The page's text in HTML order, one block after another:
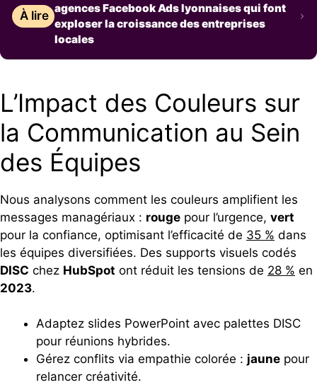
À lire
agences Facebook Ads lyonnaises qui font
exploser la croissance des entreprises
locales
L’Impact des Couleurs sur
la Communication au Sein
des Équipes
Nous analysons comment les couleurs amplifient les
messages managériaux : rouge pour l’urgence, vert
pour la confiance, optimisant l’efficacité de 35 % dans
les équipes diversifiées. Des supports visuels codés
DISC chez HubSpot ont réduit les tensions de 28 % en
2023.
Adaptez slides PowerPoint avec palettes DISC
pour réunions hybrides.
Gérez conflits via empathie colorée : jaune pour
relancer créativité.